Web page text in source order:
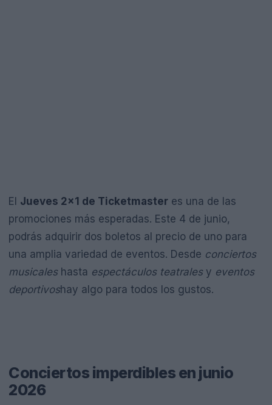
El Jueves 2×1 de Ticketmaster es una de las
promociones más esperadas. Este 4 de junio,
podrás adquirir dos boletos al precio de uno para
una amplia variedad de eventos. Desde conciertos
musicaleshasta espectáculos teatralesy eventos
deportivoshay algo para todos los gustos.
Conciertos imperdibles en junio
2026